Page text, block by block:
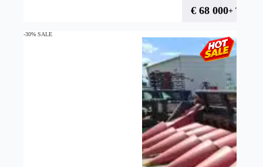
€ 68 000+ TVA
-30% SALE